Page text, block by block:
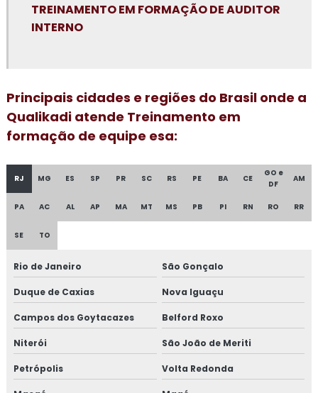
Consultoria em food fraud e food defense
Consultoria em formação de auditor interno
Consultoria em formação de equipe esa
Consultoria em FSSC 22000
Consultoria em gestão de fornecedores
Consultoria em global market
Consultoria em GMP+
Consultoria em GMP+ 2020
TREINAMENTO EM FORMAÇÃO DE AUDITOR
INTERNO
Principais cidades e regiões do Brasil onde a
Qualikadi atende Treinamento em
formação de equipe esa:
RJ MG ES SP PR SC RS PE BA CE
GO e
DF
AM
PA AC AL AP MA MT MS PB PI RN RO RR
SE TO
Rio de Janeiro São Gonçalo
Duque de Caxias Nova Iguaçu
Campos dos Goytacazes Belford Roxo
Niterói São João de Meriti
Petrópolis Volta Redonda